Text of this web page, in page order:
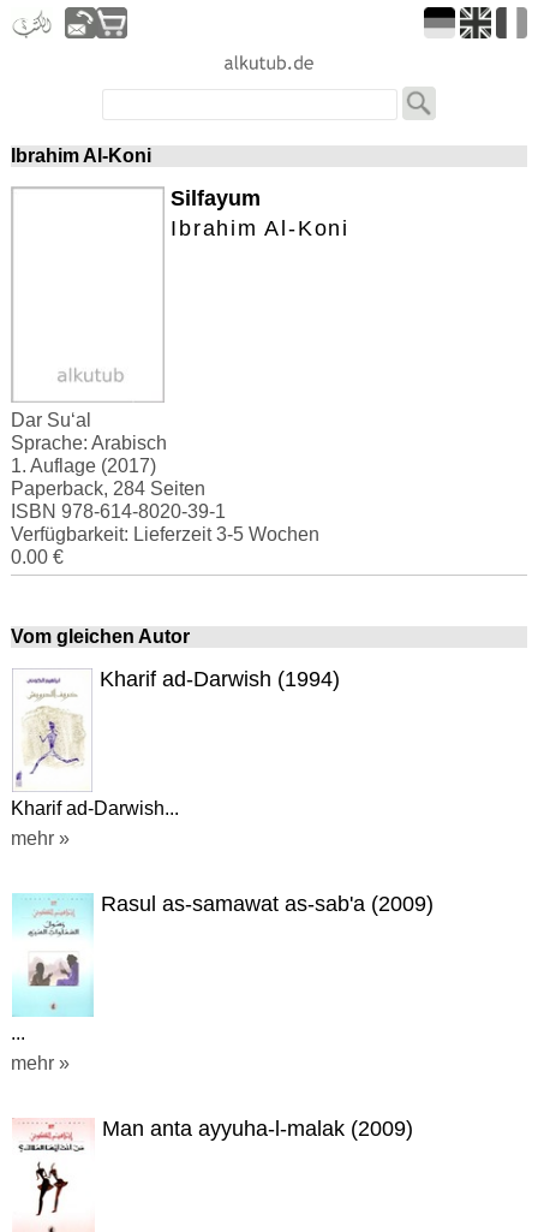
Ibrahim Al-Koni
Silfayum
Ibrahim Al-Koni
Dar Su‘al
Sprache: Arabisch
1. Auflage (2017)
Paperback, 284 Seiten
ISBN 978-614-8020-39-1
Verfügbarkeit: Lieferzeit 3-5 Wochen
0.00 €
Vom gleichen Autor
Kharif ad-Darwish (1994)
Kharif ad-Darwish...
mehr »
Rasul as-samawat as-sab'a (2009)
...
mehr »
Man anta ayyuha-l-malak (2009)